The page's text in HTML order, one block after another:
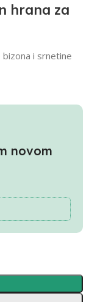
hrana za
i srnetine
novom